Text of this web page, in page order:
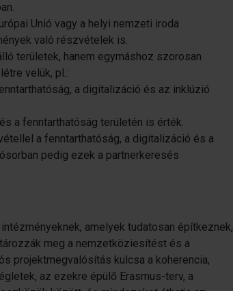
Unió vagy a helyi nemzeti iroda
való részvételek is.
területek, hanem egymáshoz szorosan
velük, pl.:
a digitalizáció és az inklúzió
a fenntarthatóság területén is érték.
a fenntarthatóság, a digitalizáció és a
pedig ezek a partnerkeresés
amelyek tudatosan építkeznek,
meg a nemzetköziesítést és a
projektmegvalósítás kulcsa a koherencia,
az ezekre épülő Erasmus-terv, a